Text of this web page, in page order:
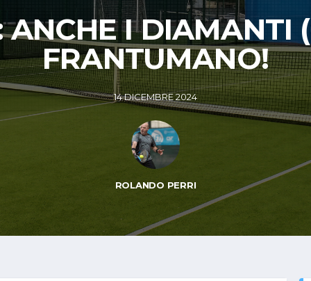
ANCHE I DIAMANTI
FRANTUMANO!
14 DICEMBRE 2024
ROLANDO PERRI